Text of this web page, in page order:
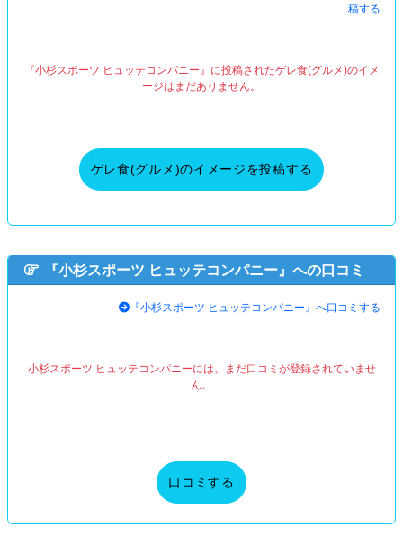
稿する
『小杉スポーツ ヒュッテコンパニー』に投稿されたゲレ食(グルメ)のイメ
ージはまだありません。
ゲレ食(グルメ)のイメージを投稿する
『小杉スポーツ ヒュッテコンパニー』への口コミ
『小杉スポーツ ヒュッテコンパニー』へ口コミする
小杉スポーツ ヒュッテコンパニーには、まだ口コミが登録されていませ
ん。
口コミする